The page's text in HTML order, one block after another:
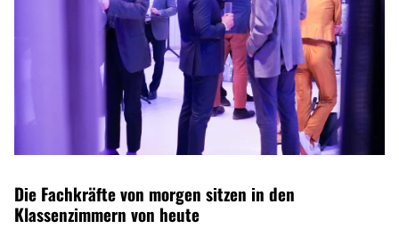
Die Fachkräfte von morgen sitzen in den
Klassenzimmern von heute